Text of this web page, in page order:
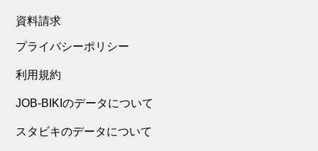
資料請求
プライバシーポリシー
利用規約
JOB-BIKIのデータについて
スタビキのデータについて